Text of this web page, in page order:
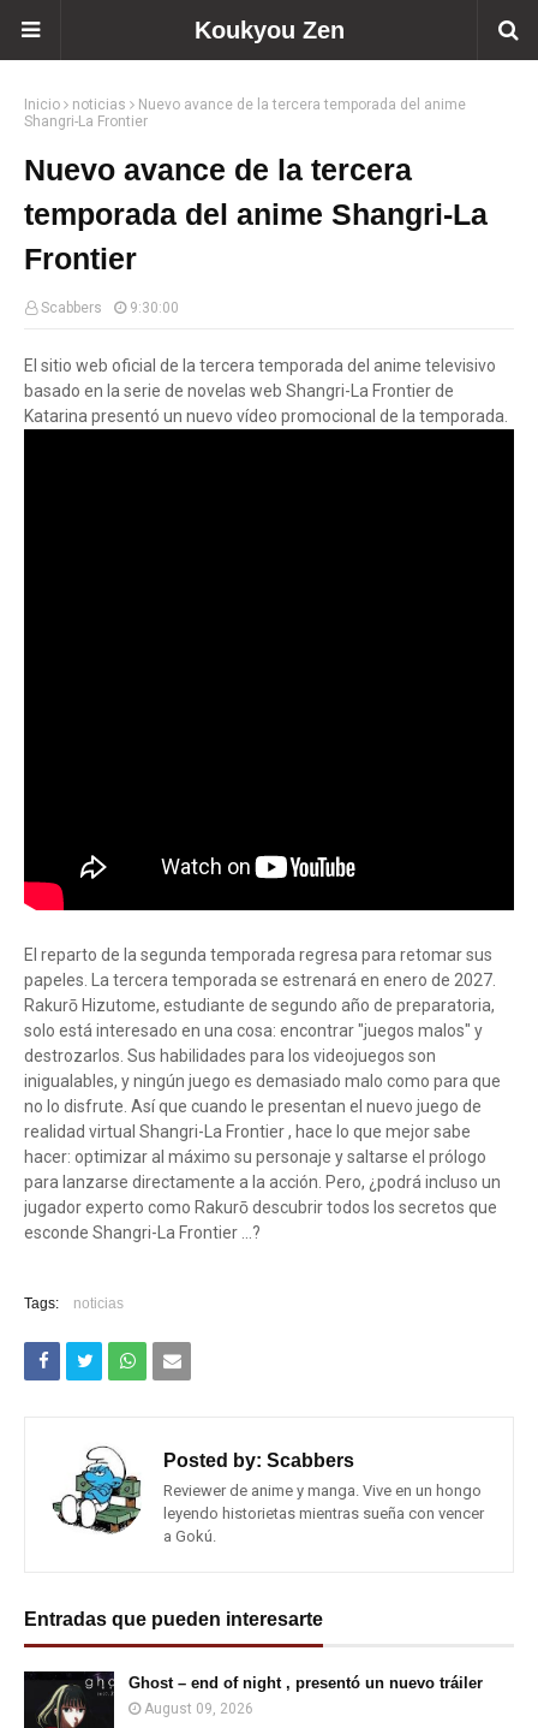
Koukyou Zen
Inicio noticias
Nuevo avance de la tercera temporada del anime
Shangri-La Frontier
Nuevo avance de la tercera
temporada del anime Shangri-La
Frontier
Scabbers 9:30:00
El sitio web oficial de la tercera temporada del anime televisivo
basado en la serie de novelas web Shangri-La Frontier de
Katarina presentó un nuevo vídeo promocional de la temporada.
El reparto de la segunda temporada regresa para retomar sus
papeles. La tercera temporada se estrenará en enero de 2027.
Rakurō Hizutome, estudiante de segundo año de preparatoria,
solo está interesado en una cosa: encontrar "juegos malos" y
destrozarlos. Sus habilidades para los videojuegos son
inigualables, y ningún juego es demasiado malo como para que
no lo disfrute. Así que cuando le presentan el nuevo juego de
realidad virtual Shangri-La Frontier , hace lo que mejor sabe
hacer: optimizar al máximo su personaje y saltarse el prólogo
para lanzarse directamente a la acción. Pero, ¿podrá incluso un
jugador experto como Rakurō descubrir todos los secretos que
esconde Shangri-La Frontier ...?
Tags: noticias
Posted by: Scabbers
Reviewer de anime y manga. Vive en un hongo
leyendo historietas mientras sueña con vencer
a Gokú.
Entradas que pueden interesarte
Ghost – end of night , presentó un nuevo tráiler
August 09, 2026